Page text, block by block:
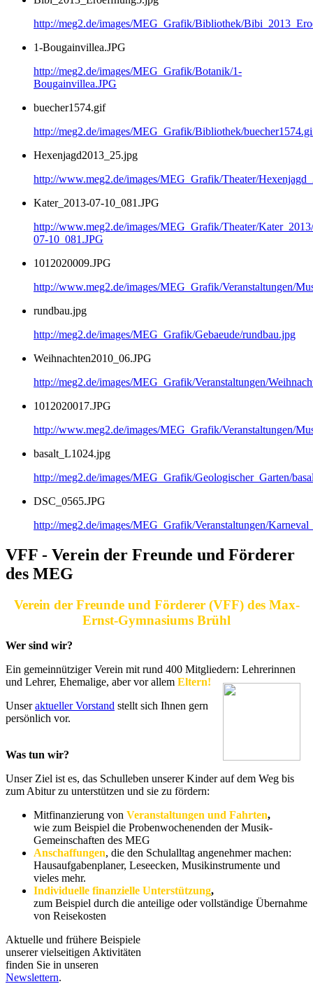
http://meg2.de/images/MEG_Grafik/Bibliothek/
1-Bougainvillea.JPG
http://meg2.de/images/MEG_Grafik/Botanik/1-
Bougainvillea.JPG
buecher1574.gif
http://meg2.de/images/MEG_Grafik/Bibliothek/
Hexenjagd2013_25.jpg
http://www.meg2.de/images/MEG_Grafik/Theater/
Kater_2013-07-10_081.JPG
http://www.meg2.de/images/MEG_Grafik/Theater/
07-10_081.JPG
1012020009.JPG
http://www.meg2.de/images/MEG_Grafik/Veranstaltungen/
rundbau.jpg
http://meg2.de/images/MEG_Grafik/Gebaeude/rundbau.jpg
Weihnachten2010_06.JPG
http://meg2.de/images/MEG_Grafik/Veranstaltungen/
1012020017.JPG
http://www.meg2.de/images/MEG_Grafik/Veranstaltungen/
basalt_L1024.jpg
http://meg2.de/images/MEG_Grafik/Geologischer_Garten/
DSC_0565.JPG
http://meg2.de/images/MEG_Grafik/Veranstaltungen/
VFF - Verein der Freunde und Förderer
des MEG
Verein der Freunde und Förderer (VFF) des Max-
Ernst-Gymnasiums Brühl
Wer sind wir?
Ein gemeinnütziger Verein mit rund 400 Mitgliedern: Lehrerinnen
und Lehrer, Ehemalige, aber vor allem Eltern!
Unseraktueller Vorstand stellt sich Ihnen gern
persönlich vor.
Was tun wir?
Unser Ziel ist es, das Schulleben unserer Kinder auf dem Weg bis
zum Abitur zu unterstützen und sie zu fördern:
Mitfinanzierung von Veranstaltungen und Fahrten,
wie zum Beispiel die Probenwochenenden der Musik-
Gemeinschaften des MEG
Anschaffungen, die den Schulalltag angenehmer machen:
Hausaufgabenplaner, Leseecken, Musikinstrumente und
vieles mehr.
Individuelle finanzielle Unterstützung,
zum Beispiel durch die anteilige oder vollständige Übernahme
von Reisekosten
Aktuelle und frühere Beispiele
unserer vielseitigen Aktivitäten
finden Sie in unseren
Newslettern.